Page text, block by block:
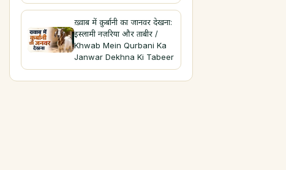
ख़्वाब में क़ुर्बानी का जानवर देखना:
इस्लामी नज़रिया और ताबीर /
Khwab Mein Qurbani Ka
Janwar Dekhna Ki Tabeer